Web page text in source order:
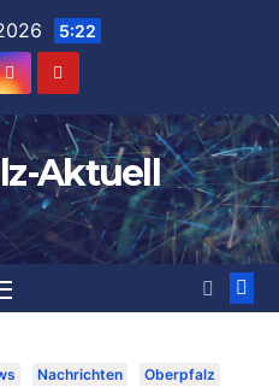
5:22
Aktuell
Nachrichten Oberpfalz